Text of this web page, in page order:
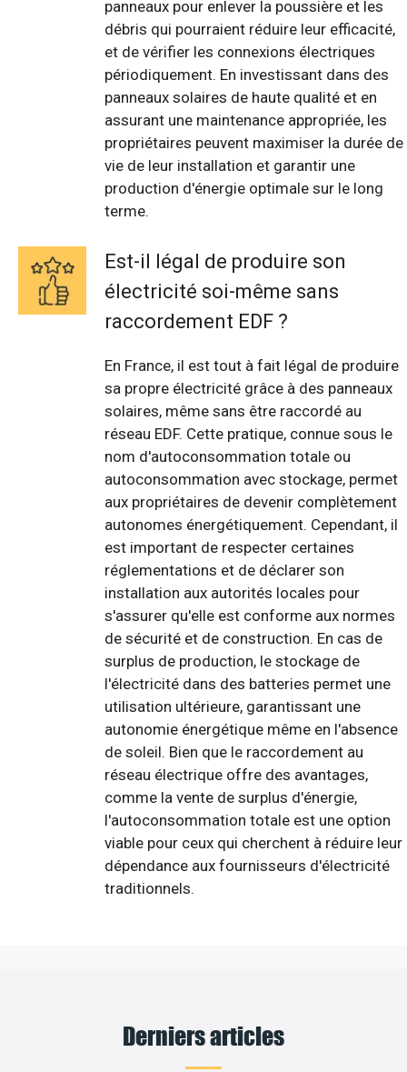
panneaux pour enlever la poussière et les
débris qui pourraient réduire leur efficacité,
et de vérifier les connexions électriques
périodiquement. En investissant dans des
panneaux solaires de haute qualité et en
assurant une maintenance appropriée, les
propriétaires peuvent maximiser la durée de
vie de leur installation et garantir une
production d'énergie optimale sur le long
terme.
Est-il légal de produire son
électricité soi-même sans
raccordement EDF ?
En France, il est tout à fait légal de produire
sa propre électricité grâce à des panneaux
solaires, même sans être raccordé au
réseau EDF. Cette pratique, connue sous le
nom d'autoconsommation totale ou
autoconsommation avec stockage, permet
aux propriétaires de devenir complètement
autonomes énergétiquement. Cependant, il
est important de respecter certaines
réglementations et de déclarer son
installation aux autorités locales pour
s'assurer qu'elle est conforme aux normes
de sécurité et de construction. En cas de
surplus de production, le stockage de
l'électricité dans des batteries permet une
utilisation ultérieure, garantissant une
autonomie énergétique même en l'absence
de soleil. Bien que le raccordement au
réseau électrique offre des avantages,
comme la vente de surplus d'énergie,
l'autoconsommation totale est une option
viable pour ceux qui cherchent à réduire leur
dépendance aux fournisseurs d'électricité
traditionnels.
Derniers articles